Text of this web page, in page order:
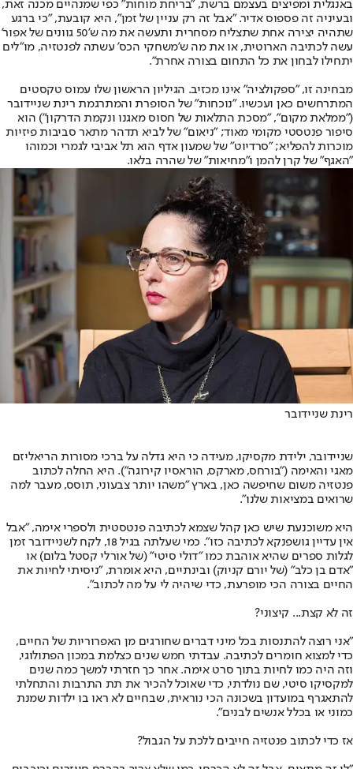
באנגלית ומפיצים בעצמם ברשת, "בריחת מוחות" כפי שמנהיים מכנה זאת,
ובעיניה זה פספוס אדיר. ״אבל זה רק עניין של זמן״, היא קובעת, "כי ברגע
שתהיה יצירה אחת שתצליח מסחרית ותעשה את מה ש'50 גוונים של אפור'
עשה לכתיבה הארוטית, או את מה ש'משחקי הכס' עשתה לפנטזיה, מו״לים
יתחילו לבחון את כל התחום בצורה אחרת".
מבחינה זו, ״ספקולציה״ אינו מכזיב. הגיליון הראשון שלו עמוס טקסטים
המתרחשים כאן ועכשיו. ״נוכחות״ של הסופרת והמתרגמת רינת שניידובר
(״ממלאת מקום״, ״מסכת התלאות של חסוס מאגנו ונקמת הדרקון״) הוא
סיפור פנטסטי מקומי מאוד; ״ניאום״ של לביא תדהר מתאר סביבות פיזיות
מוכרות להפליא; ״סרדיוט״ של שמעון אדף הוא תל אביבי לגמרי וכמוהו
״האגף״ של קרן להמן ו״מחיאות״ של שהרה בלאו.
רינת שניידובר
שניידובר, ילידת מקסיקו, מעידה כי היא גדלה על ברכי מסורות הריאליזם
מאגי והאימה (״בורחס, מארקס, הוראסיו קירוגה״). היא החלה לכתוב
פנטזיה משום שחיפשה כאן, בארץ ״משהו יותר צבעוני, תוסס, מעבר למה
שרואים במציאות שלנו".
היא משוכנעת שיש כאן קהל שצמא לכתיבה פנטסטית ולספרי אימה, ״אבל
אין עדיין גושפנקא לכתיבה כזו". כמי שעלתה בגיל 18, לקח לשניידובר זמן
לגלות ספרים שהיא אוהבת כמו ״דולי סיטי״ (של אורלי קסטל בלום) או
״אדם בן כלב״ (של יורם קניוק) ובינתיים, היא אומרת, ״ניסיתי לחיות את
החיים בצורה הכי מופרעת, כדי שיהיה לי על מה לכתוב".
זה לא קצת... קיצוני?
״אני רוצה להתנסות בכל מיני דברים שחורגים מן האפרוריות של החיים,
כדי למצוא חומרים לכתיבה. עבדתי חמש שנים כצלמת במכון הפתולוגי,
וזה היה כמו לחיות בתוך סרט אימה. אחר כך חזרתי למשך כמה שנים
למקסיקו סיטי, שם נולדתי, כדי שאוכל להכיר את תת התרבות והתחלתי
להתאגרף במועדון בשכונה הכי נוראית, שבחיים לא ראו בו ילדות שמנת
כמוני או בכלל אנשים לבנים".
אז כדי לכתוב פנטזיה חייבים ללכת על הגבול?